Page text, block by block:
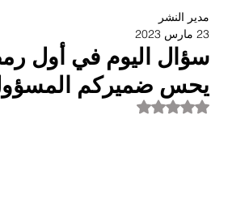
سؤال اليوم في أول
يحس ضميركم
مدير النشر
23 مارس 2023
تم التقييم بـ ليس رقمًا من أصل 5 نجوم.